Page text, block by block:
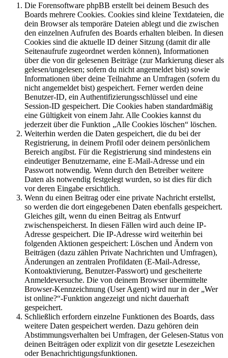
Die Forensoftware phpBB erstellt bei deinem Besuch des
Boards mehrere Cookies. Cookies sind kleine Textdateien, die
dein Browser als temporäre Dateien ablegt und die zwischen
den einzelnen Aufrufen des Boards erhalten bleiben. In diesen
Cookies sind die aktuelle ID deiner Sitzung (damit dir alle
Seitenaufrufe zugeordnet werden können), Informationen
über die von dir gelesenen Beiträge (zur Markierung dieser als
gelesen/ungelesen; sofern du nicht angemeldet bist) sowie
Informationen über deine Teilnahme an Umfragen (sofern du
nicht angemeldet bist) gespeichert. Ferner werden deine
Benutzer-ID, ein Authentifizierungsschlüssel und eine
Session-ID gespeichert. Die Cookies haben standardmäßig
eine Gültigkeit von einem Jahr. Alle Cookies kannst du
jederzeit über die Funktion „Alle Cookies löschen“ löschen.
Weiterhin werden die Daten gespeichert, die du bei der
Registrierung, in deinem Profil oder deinem persönlichem
Bereich angibst. Für die Registrierung sind mindestens ein
eindeutiger Benutzername, eine E-Mail-Adresse und ein
Passwort notwendig. Wenn durch den Betreiber weitere
Daten als notwendig festgelegt wurden, so ist dies für dich
vor deren Eingabe ersichtlich.
Wenn du einen Beitrag oder eine private Nachricht erstellst,
so werden die dort eingegebenen Daten ebenfalls gespeichert.
Gleiches gilt, wenn du einen Beitrag als Entwurf
zwischenspeicherst. In diesen Fällen wird auch deine IP-
Adresse gespeichert. Die IP-Adresse wird weiterhin bei
folgenden Aktionen gespeichert: Löschen und Ändern von
Beiträgen (dazu zählen Private Nachrichten und Umfragen),
Änderungen an zentralen Profildaten (E-Mail-Adresse,
Kontoaktivierung, Benutzer-Passwort) und gescheiterte
Anmeldeversuche. Die von deinem Browser übermittelte
Browser-Kennzeichnung (User Agent) wird nur in der „Wer
ist online?“-Funktion angezeigt und nicht dauerhaft
gespeichert.
Schließlich erfordern einzelne Funktionen des Boards, dass
weitere Daten gespeichert werden. Dazu gehören dein
Abstimmungsverhalten bei Umfragen, der Gelesen-Status von
deinen Beiträgen oder explizit von dir gesetzte Lesezeichen
oder Benachrichtigungsfunktionen.